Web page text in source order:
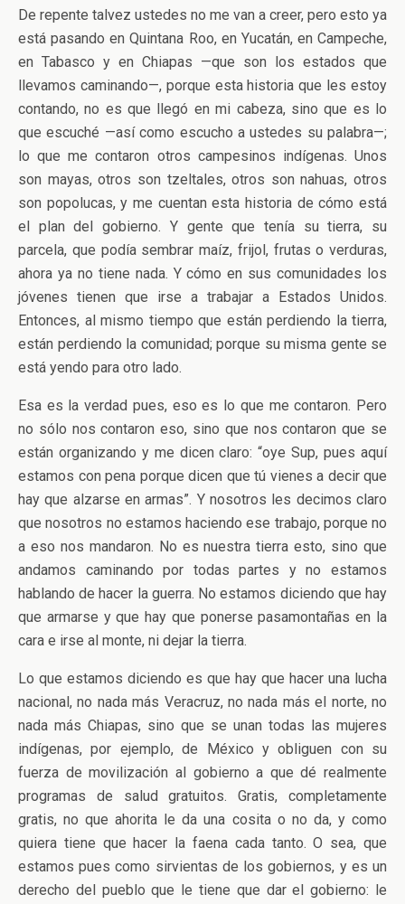
De repente talvez ustedes no me van a creer, pero esto ya
está pasando en Quintana Roo, en Yucatán, en Campeche,
en Tabasco y en Chiapas —que son los estados que
llevamos caminando—, porque esta historia que les estoy
contando, no es que llegó en mi cabeza, sino que es lo
que escuché —así como escucho a ustedes su palabra—;
lo que me contaron otros campesinos indígenas. Unos
son mayas, otros son tzeltales, otros son nahuas, otros
son popolucas, y me cuentan esta historia de cómo está
el plan del gobierno. Y gente que tenía su tierra, su
parcela, que podía sembrar maíz, frijol, frutas o verduras,
ahora ya no tiene nada. Y cómo en sus comunidades los
jóvenes tienen que irse a trabajar a Estados Unidos.
Entonces, al mismo tiempo que están perdiendo la tierra,
están perdiendo la comunidad; porque su misma gente se
está yendo para otro lado.
Esa es la verdad pues, eso es lo que me contaron. Pero
no sólo nos contaron eso, sino que nos contaron que se
están organizando y me dicen claro: “oye Sup, pues aquí
estamos con pena porque dicen que tú vienes a decir que
hay que alzarse en armas”. Y nosotros les decimos claro
que nosotros no estamos haciendo ese trabajo, porque no
a eso nos mandaron. No es nuestra tierra esto, sino que
andamos caminando por todas partes y no estamos
hablando de hacer la guerra. No estamos diciendo que hay
que armarse y que hay que ponerse pasamontañas en la
cara e irse al monte, ni dejar la tierra.
Lo que estamos diciendo es que hay que hacer una lucha
nacional, no nada más Veracruz, no nada más el norte, no
nada más Chiapas, sino que se unan todas las mujeres
indígenas, por ejemplo, de México y obliguen con su
fuerza de movilización al gobierno a que dé realmente
programas de salud gratuitos. Gratis, completamente
gratis, no que ahorita le da una cosita o no da, y como
quiera tiene que hacer la faena cada tanto. O sea, que
estamos pues como sirvientas de los gobiernos, y es un
derecho del pueblo que le tiene que dar el gobierno: le